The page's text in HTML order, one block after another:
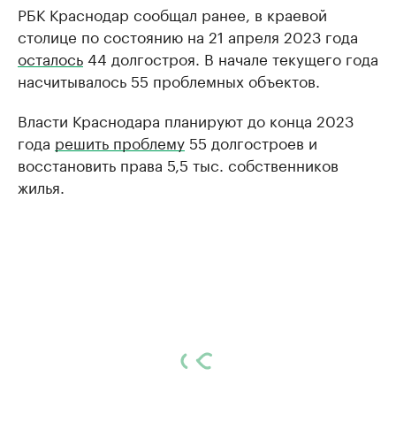
РБК Краснодар сообщал ранее, в краевой
столице по состоянию на 21 апреля 2023 года
осталось44 долгостроя. В начале текущего года
насчитывалось 55 проблемных объектов.
Власти Краснодара планируют до конца 2023
года решить проблему 55 долгостроев и
восстановить права 5,5 тыс. собственников
жилья.